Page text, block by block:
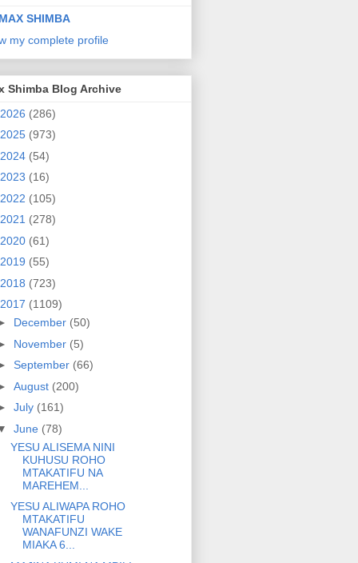
SHIMBA
my complete profile
Shimba Blog Archive
2026 (286)
2025 (973)
2024 (54)
2023 (16)
2022 (105)
2021 (278)
2020 (61)
2019 (55)
2018 (723)
2017 (1109)
December (50)
November (5)
September (66)
August (200)
July (161)
June (78)
YESU ALISEMA NINI
KUHUSU ROHO
MTAKATIFU NA
MAREHEM...
YESU ALIWAPA ROHO
MTAKATIFU
WANAFUNZI WAKE
MIAKA 6...